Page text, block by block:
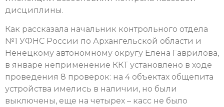
дисциплины.
Как рассказала начальник контрольного отдела
№1 УФНС России по Архангельской области и
Ненецкому автономному округу Елена Гаврилова,
в январе неприменение ККТ установлено в ходе
проведения 8 проверок: на 4 объектах общепита
устройства имелись в наличии, но были
выключены, еще на четырех – касс не было